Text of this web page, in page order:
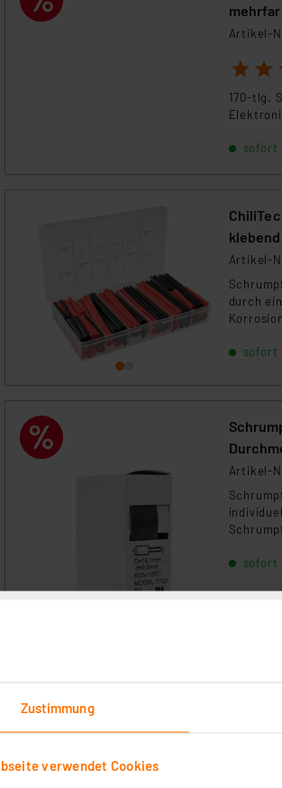
Zustimmung
verwendet Cookies
Artikel-
1 2 3
170-tlg.
sofort
Artikel-
durch
sofort
Artikel-
sofort